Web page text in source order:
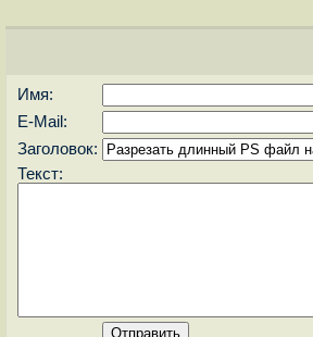
Имя:
E-Mail:
Заголовок:
Текст: